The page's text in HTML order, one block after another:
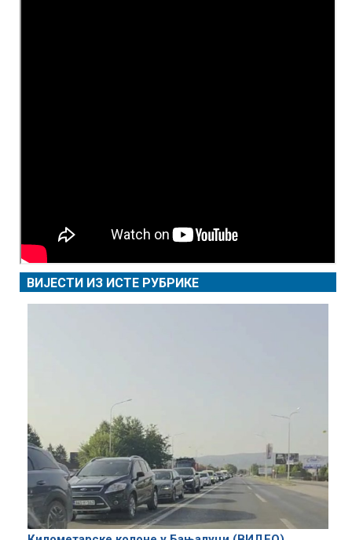
ВИЈЕСТИ ИЗ ИСТЕ РУБРИКЕ